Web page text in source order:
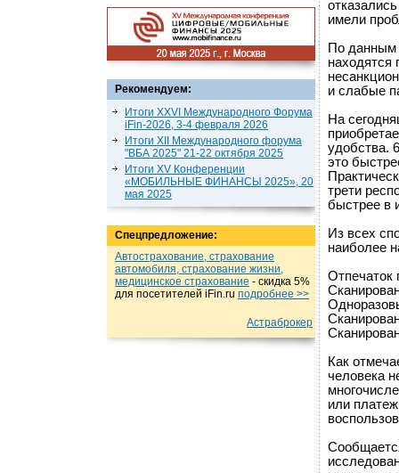
Рекомендуем:
Итоги XXVI Международного Форума
iFin-2026, 3-4 февраля 2026
Итоги XII Международного форума
"ВБА 2025" 21-22 октября 2025
Итоги XV Конференции
«МОБИЛЬНЫЕ ФИНАНСЫ 2025», 20
мая 2025
Спецпредложение:
Автострахование, страхование
автомобиля, страхование жизни,
медицинское страхование - cкидка 5%
для посетителей iFin.ru подробнеe >>
Астраброкер
имели
По данным
находятся
и слабые
На
удобства.
это
трети
быстрее в
Из всех
наиболее
Как
человека
или